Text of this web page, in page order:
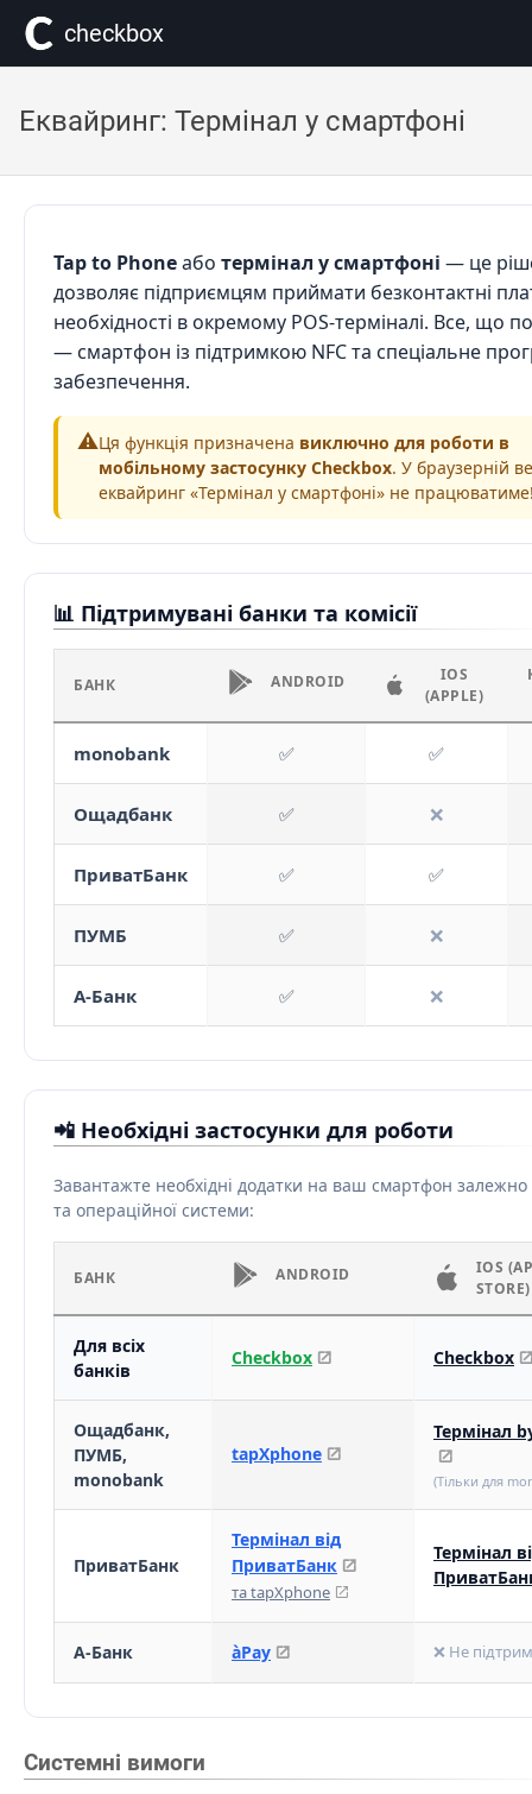
сheckbox
Еквайринг: Термінал у смартфоні
Tap to Phoneабо термінал у смартфоні — це
дозволяє підприємцям приймати безконтактні
необхідності в окремому POS-терміналі. Все, що
— смартфон із підтримкою NFC та спеціальне
забезпечення.
⚠️Ця функція призначена виключно для роботи в
мобільному застосунку Checkbox. У браузерній
еквайринг «Термінал у смартфоні» не
📊 Підтримувані банки та комісії
БАНК ANDROID
IOS
(APPLE)
monobank ✅ ✅
Ощадбанк ✅ ❌
ПриватБанк ✅ ✅
ПУМБ ✅ ❌
А-Банк ✅ ❌
📲 Необхідні застосунки для роботи
Завантажте необхідні додатки на ваш смартфон залежно
та операційної системи:
БАНК ANDROID
IOS
STORE)
Для всіх
банків
Checkbox Checkbox
Ощадбанк,
ПУМБ,
monobank
tapXphone
Термінал
(Тільки для
ПриватБанк
Термінал від
ПриватБанк
та tapXphone
Термінал
А-Банк àPay ❌ Не
Системні вимоги